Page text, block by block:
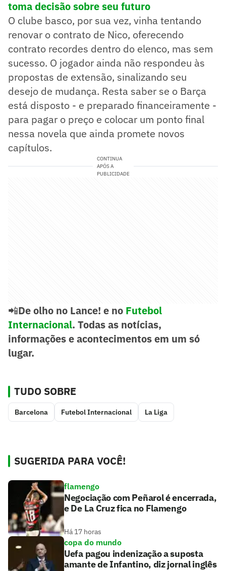
toma decisão sobre seu futuro
O clube basco, por sua vez, vinha tentando
renovar o contrato de Nico, oferecendo
contrato recordes dentro do elenco, mas sem
sucesso. O jogador ainda não respondeu às
propostas de extensão, sinalizando seu
desejo de mudança. Resta saber se o Barça
está disposto - e preparado financeiramente -
para pagar o preço e colocar um ponto final
nessa novela que ainda promete novos
capítulos.
CONTINUA
APÓS A
PUBLICIDADE
📲De olho no Lance! e no Futebol
Internacional. Todas as notícias,
informações e acontecimentos em um só
lugar.
TUDO SOBRE
Barcelona Futebol Internacional La Liga
SUGERIDA PARA VOCÊ!
flamengo
Negociação com Peñarol é encerrada,
e De La Cruz fica no Flamengo
Há 17 horas
copa do mundo
Uefa pagou indenização a suposta
amante de Infantino, diz jornal inglês